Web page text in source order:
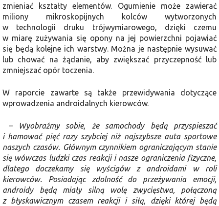
zmieniać kształty elementów. Ogumienie może zawierać
miliony mikroskopijnych kolców wytworzonych
w technologii druku trójwymiarowego, dzięki czemu
w miarę zużywania się opony na jej powierzchni pojawiać
się będą kolejne ich warstwy. Można je następnie wysuwać
lub chować na żądanie, aby zwiększać przyczepność lub
zmniejszać opór toczenia.
W raporcie zawarte są także przewidywania dotyczące
wprowadzenia androidalnych kierowców.
– Wyobraźmy sobie, że samochody będą przyspieszać
i hamować pięć razy szybciej niż najszybsze auta sportowe
naszych czasów. Głównym czynnikiem ograniczającym stanie
się wówczas ludzki czas reakcji i nasze ograniczenia fizyczne,
dlatego doczekamy się wyścigów z androidami w roli
kierowców. Posiadając zdolność do przeżywania emocji,
androidy będą miały silną wolę zwycięstwa, połączoną
z błyskawicznym czasem reakcji i siłą, dzięki której będą